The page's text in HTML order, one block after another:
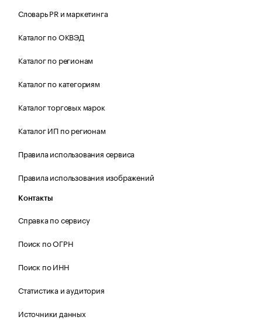
Словарь PR и маркетинга
Каталог по ОКВЭД
Каталог по регионам
Каталог по категориям
Каталог торговых марок
Каталог ИП по регионам
Правила использования сервиса
Правила использования изображений
Контакты
Справка по сервису
Поиск по ОГРН
Поиск по ИНН
Статистика и аудитория
Источники данных